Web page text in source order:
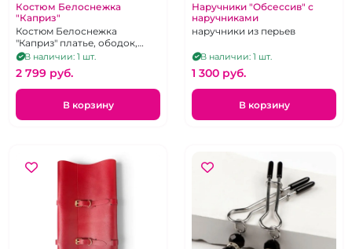
Костюм Белоснежка
"Каприз"
Костюм Белоснежка
"Каприз" платье, ободок,
чулки, трусики
В наличии: 1 шт.
2 799 pуб.
В корзину
Наручники "Обсессив" с
наручниками
наручники из перьев
В наличии: 1 шт.
1 300 pуб.
В корзину